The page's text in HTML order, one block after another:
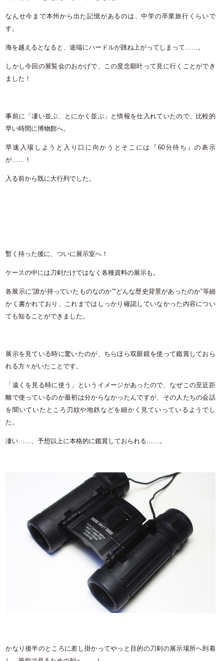
なんせ今まで本州から出た記憶があるのは、中学の卒業旅行くらいで
す。
海を越えるとなると、途端にハードルが跳ね上がってしまって……。
しかし今回の展覧会のおかげで、この度念願叶って見に行くことができ
ました！
事前に「凄い並ぶ、とにかく並ぶ」と情報を仕入れていたので、比較的
早い時間に博物館へ。
早速入場しようと入り口に向かうとそこには『60分待ち』の表示
が……！
入る前から既に大行列でした。
暫く待った後に、ついに展示室へ！
ケースの中には刀剣だけではなく各種資料の展示も。
各展示に“誰が持っていたものなのか”“どんな歴史背景があったのか”等細
かく書かれており、これまではしっかり確認していなかった内容につい
ても知ることができました。
展示を見ている時に驚いたのが、ちらほら双眼鏡を使って鑑賞しておら
れる方々がいたことです。
「遠くを見る時に使う」というイメージがあったので、なぜこの至近距
離で使っているのか最初は分からなかったんですが、その人たちの会話
を聞いていたところ刃紋や地鉄などを細かく見ていっているようでし
た。
凄い……、予想以上に本格的に鑑賞しておられる……。
かなり後半のところに差し掛かってやっと目的の刀剣の展示場所へ到着